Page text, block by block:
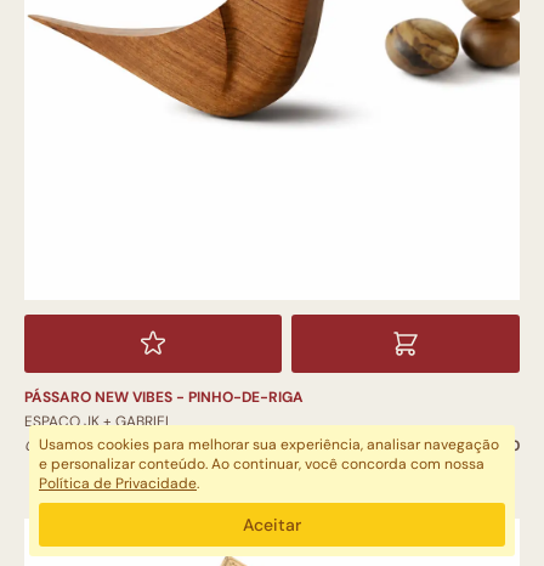
PÁSSARO NEW VIBES - PINHO-DE-RIGA
ESPAÇO JK + GABRIEL
OBJETOS DECORATIVOS
R$ 818,00
Usamos cookies para melhorar sua experiência, analisar navegação
e personalizar conteúdo. Ao continuar, você concorda com nossa
Política de Privacidade.
Aceitar